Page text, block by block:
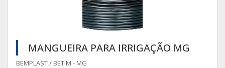
MANGUEIRA PARA IRRIGAÇÃO MG
BEMPLAST / BETIM - MG